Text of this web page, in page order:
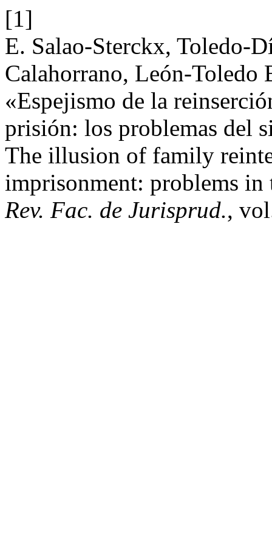
[1]
E. Salao-Sterckx, Toledo-
Calahorrano, León-
«Espejismo de la
prisión: los problemas del
The illusion of family
imprisonment: problems in
Rev. Fac. de Jurisprud.,